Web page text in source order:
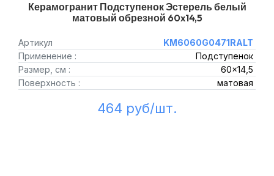
Керамогранит Подступенок Эстерель белый
матовый обрезной 60x14,5
Артикул
KM6060G0471RALT
Применение :
Подступенок
Размер, см :
60x14,5
Поверхность :
матовая
464 руб/шт.